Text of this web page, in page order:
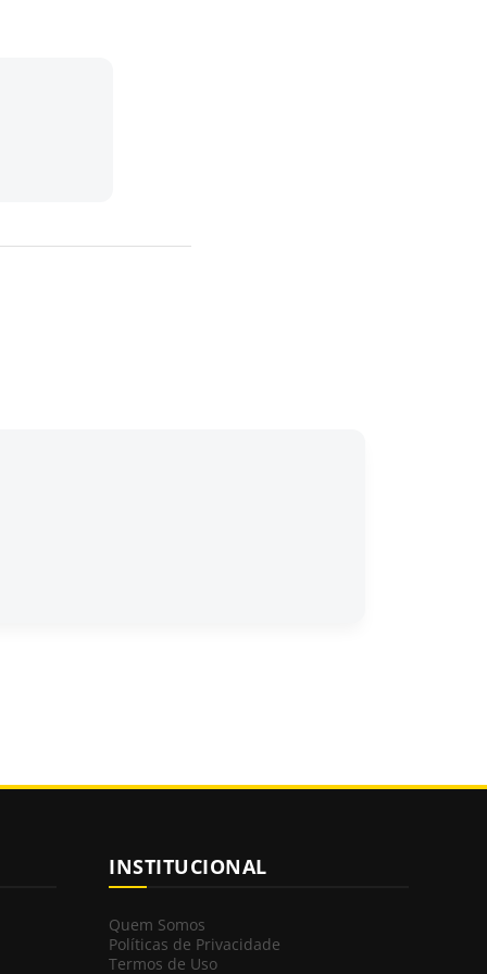
INSTITUCIONAL
Quem Somos
Políticas de Privacidade
Termos de Uso